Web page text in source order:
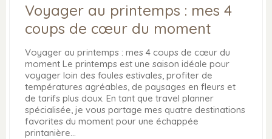
Voyager au printemps : mes 4
coups de cœur du moment
Voyager au printemps : mes 4 coups de cœur du
moment Le printemps est une saison idéale pour
voyager loin des foules estivales, profiter de
températures agréables, de paysages en fleurs et
de tarifs plus doux. En tant que travel planner
spécialisée, je vous partage mes quatre destinations
favorites du moment pour une échappée
printanière…